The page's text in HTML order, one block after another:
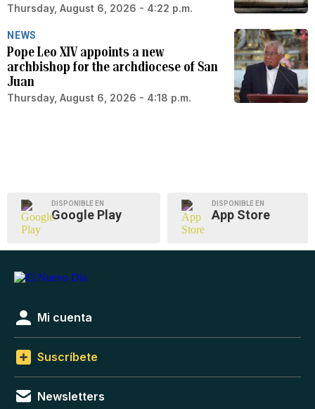
Thursday, August 6, 2026 - 4:22 p.m.
NEWS
Pope Leo XIV appoints a new
archbishop for the archdiocese of San
Juan
Thursday, August 6, 2026 - 4:18 p.m.
DISPONIBLE EN
Google Play
DISPONIBLE EN
App Store
Mi cuenta
Suscríbete
Newsletters